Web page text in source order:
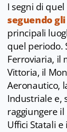
I segni di
seguendo
principali
quel periodo.
Ferroviaria, il
Vittoria, il
Aeronautico,
Industriale e,
raggiungere il
Uffici Statali e